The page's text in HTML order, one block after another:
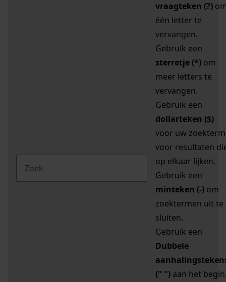
vraagteken (?)
één letter te
vervangen.
Gebruik een
sterretje (*) om
meer letters te
vervangen.
Gebruik een
dollarteken ($)
voor uw zoekterm
voor resultaten
op elkaar lijken.
Gebruik een
minteken (-) om
zoektermen uit te
sluiten.
Gebruik een
Dubbele
(" ") aan het begin